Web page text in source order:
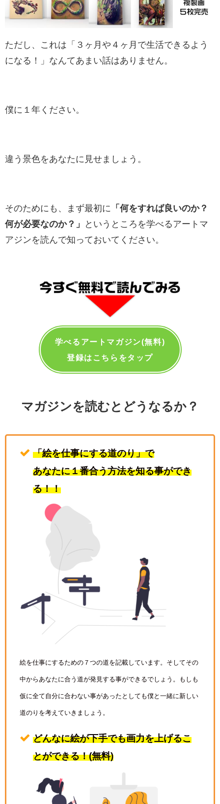
ただし、これは「３ヶ月や４ヶ月で生活できるよう
になる！」なんてあまい話はありません。
僕に１年ください。
違う景色をあなたに見せましょう。
そのためにも、まず最初に
「何をすれば良いのか？
何が必要なのか？」
というところを学べるアートマ
アジンを読んで知っておいてください。
学べるアートマガジン(無料)
登録はこちらをタップ
マガジンを読むとどうなるか？
「絵を仕事にする道のり」で
あなたに１番合う方法を知る事ができ
る！！
絵を仕事にするための７つの道を記載しています。そしてその
中からあなたに合う道が発見する事ができるでしょう。もしも
仮に全て自分に合わない事があったとしても僕と一緒に新しい
道のりを考えていきましょう。
どんなに絵が下手でも画力を上げるこ
とができる！(無料)